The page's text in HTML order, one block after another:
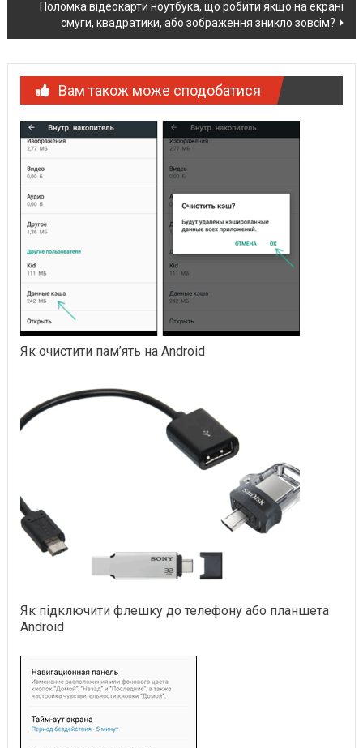
Поломка відеокарти ноутбука, що робити якщо на екрані
смуги, квадратики, або зображення зникло зовсім?
Вам також може сподобатися
Як очистити пам’ять на Android
Як підключити флешку до телефону або планшета
Android